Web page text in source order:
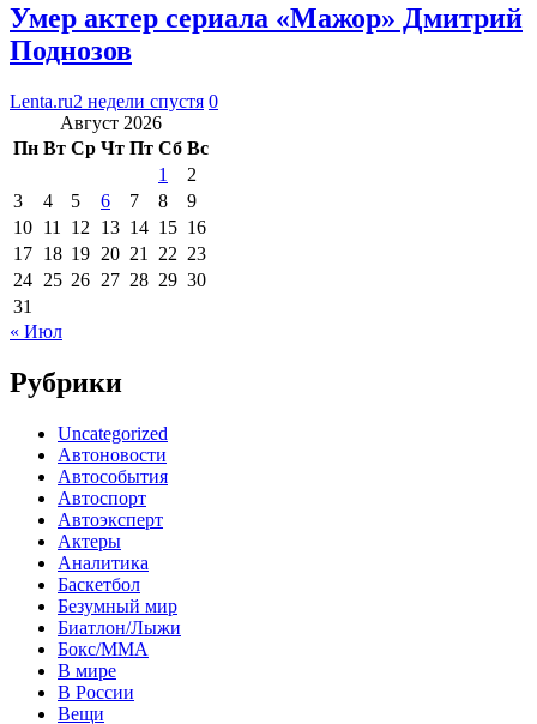
Умер актер сериала «Мажор» Дмитрий
Поднозов
Lenta.ru2 недели спустя 0
Август 2026
Пн Вт Ср Чт Пт Сб Вс
1
2
3
4 5 6 7 8
9
10 11 12 13 14 15 16
17 18 19 20 21 22 23
24 25 26 27 28 29 30
31
« Июл
Рубрики
Uncategorized
Автоновости
Автособытия
Автоспорт
Автоэксперт
Актеры
Аналитика
Баскетбол
Безумный мир
Биатлон/Лыжи
Бокс/MMA
В мире
В России
Вещи